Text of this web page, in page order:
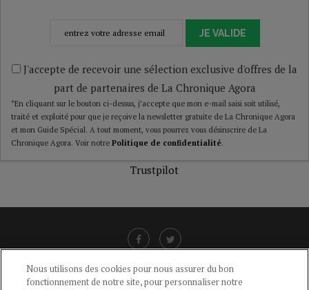
JE VALIDE
J'accepte de recevoir une sélection exclusive d'offres de la
part de partenaires de La Chronique Agora
*En cliquant sur le bouton ci-dessus, j’accepte que mon e-mail saisi soit utilisé,
traité et exploité pour que je reçoive la newsletter gratuite de La Chronique Agora
et mon Guide Spécial. A tout moment, vous pourrez vous désinscrire de La
Chronique Agora. Voir notre Politique de confidentialité.
Trustpilot
Nous utilisons des cookies pour nous assurer du bon
fonctionnement de notre site, pour personnaliser notre